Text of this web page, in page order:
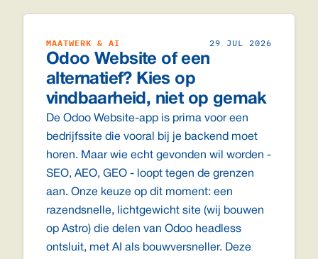
MAATWERK & AI 29 JUL 2026
Odoo Website of een
alternatief? Kies op
vindbaarheid, niet op gemak
De Odoo Website-app is prima voor een
bedrijfssite die vooral bij je backend moet
horen. Maar wie echt gevonden wil worden -
SEO, AEO, GEO - loopt tegen de grenzen
aan. Onze keuze op dit moment: een
razendsnelle, lichtgewicht site (wij bouwen
op Astro) die delen van Odoo headless
ontsluit, met AI als bouwversneller. Deze